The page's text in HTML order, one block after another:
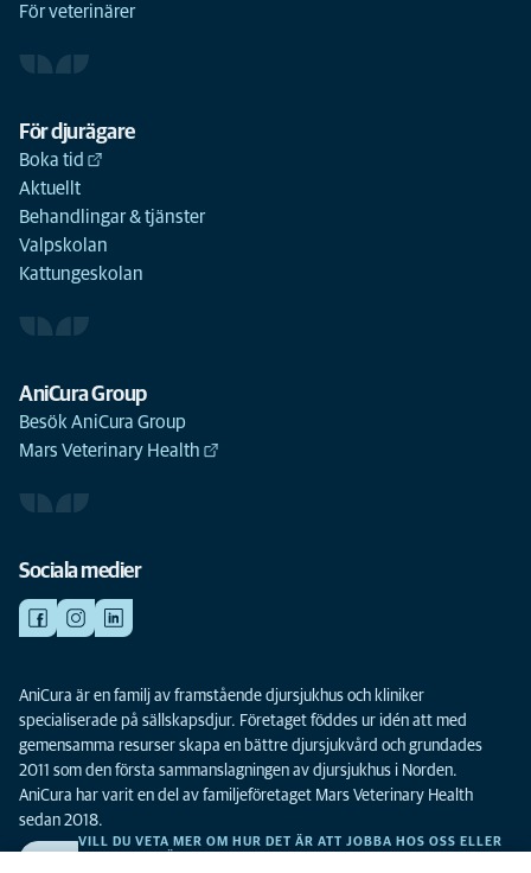
För veterinärer
För djurägare
Boka tid
Aktuellt
Behandlingar & tjänster
Valpskolan
Kattungeskolan
AniCura Group
Besök AniCura Group
Mars Veterinary Health
Sociala medier
AniCura är en familj av framstående djursjukhus och kliniker
specialiserade på sällskapsdjur. Företaget föddes ur idén att med
gemensamma resurser skapa en bättre djursjukvård och grundades
2011 som den första sammanslagningen av djursjukhus i Norden.
AniCura har varit en del av familjeföretaget Mars Veterinary Health
sedan 2018.
VILL DU VETA MER OM HUR DET ÄR ATT JOBBA HOS OSS ELLER